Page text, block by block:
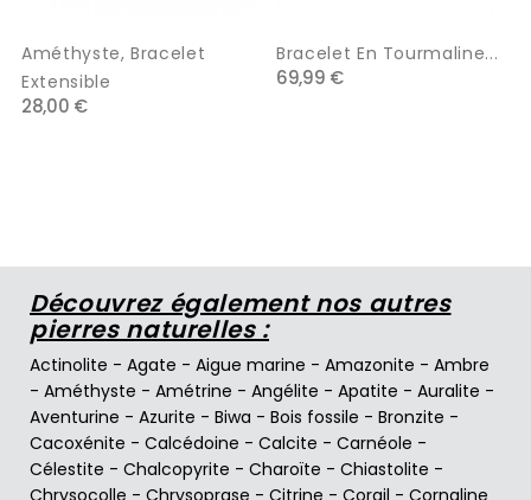
Améthyste, Bracelet
Extensible
28,00 €
Bracelet En Tourmaline...
69,99 €
Découvrez également nos autres
pierres naturelles :
Actinolite - Agate - Aigue marine - Amazonite - Ambre
- Améthyste - Amétrine - Angélite - Apatite - Auralite -
Aventurine - Azurite - Biwa - Bois fossile - Bronzite -
Cacoxénite - Calcédoine - Calcite - Carnéole -
Célestite - Chalcopyrite - Charoïte - Chiastolite -